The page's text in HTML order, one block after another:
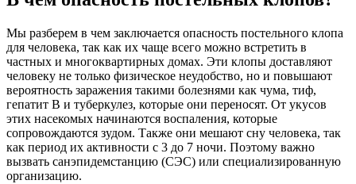
Мы разберем в чем заключается опасность постельного клопа
для человека, так как их чаще всего можно встретить в
частных и многоквартирных домах. Эти клопы доставляют
человеку не только физическое неудобство, но и повышают
вероятность заражения такими болезнями как чума, тиф,
гепатит В и туберкулез, которые они переносят. От укусов
этих насекомых начинаются воспаления, которые
сопровождаются зудом. Также они мешают сну человека, так
как период их активности с 3 до 7 ночи. Поэтому важно
вызвать санэпидемстанцию (СЭС) или специализированную
организацию.